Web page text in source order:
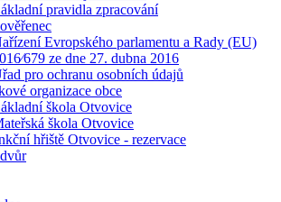
pravidla zpracování
Evropského parlamentu a Rady (EU)
ze dne 27. dubna 2016
pro ochranu osobních údajů
organizace obce
škola Otvovice
škola Otvovice
hřiště Otvovice - rezervace